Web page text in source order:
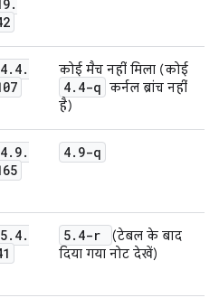
.
4. 4.
कोई मैच नहीं मिला (कोई
4. 4-q कर्नल ब्रांच नहीं
है)
4. 9.
4. 9-q
5. 4.
5. 4-r
(टेबल के बाद
दिया गया नोट देखें)